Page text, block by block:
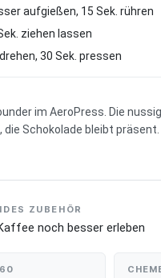
aufgießen, 15 Sek. rühren
ziehen lassen
30 Sek. pressen
im AeroPress. Die
die Schokolade bleibt präsent.
ZUBEHÖR
noch besser erleben